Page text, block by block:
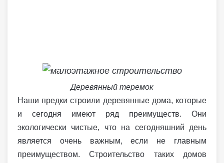
Деревянный теремок
Наши предки строили деревянные дома, которые
и сегодня имеют ряд преимуществ. Они
экологически чистые, что на сегодняшний день
является очень важным, если не главным
преимуществом. Строительство таких домов